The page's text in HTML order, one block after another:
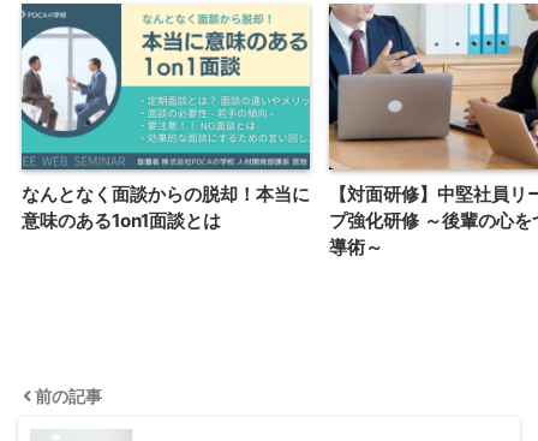
なんとなく面談からの脱却！本当に
意味のある1on1面談とは
【対面研修】中堅社員リ
プ強化研修 ～後輩の心を
導術～
前の記事